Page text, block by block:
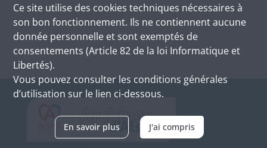
Ce site utilise des cookies techniques nécessaires à
son bon fonctionnement. Ils ne contiennent aucune
donnée personnelle et sont exemptés de
consentements (Article 82 de la loi Informatique et
Libertés).
Vous pouvez consulter les conditions générales
d’utilisation sur le lien ci-dessous.
En savoir plus J'ai compris